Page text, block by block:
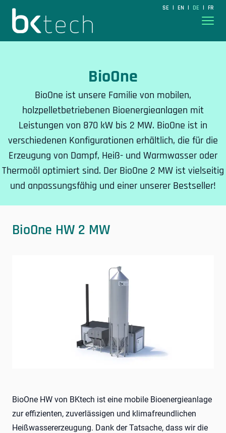
BKtech SE | EN | DE | FR
BioOne
BioOne ist unsere Familie von mobilen,
holzpelletbetriebenen Bioenergieanlagen mit
Leistungen von 870 kW bis 2 MW. BioOne ist in
verschiedenen Konfigurationen erhältlich, die für die
Erzeugung von Dampf, Heiß- und Warmwasser oder
Thermoöl optimiert sind. Der BioOne 2 MW ist vielseitig
und anpassungsfähig und einer unserer Bestseller!
BioOne HW 2 MW
BioOne HW von BKtech ist eine mobile Bioenergieanlage
zur effizienten, zuverlässigen und klimafreundlichen
Heißwassererzeugung. Dank der Tatsache, dass wir die